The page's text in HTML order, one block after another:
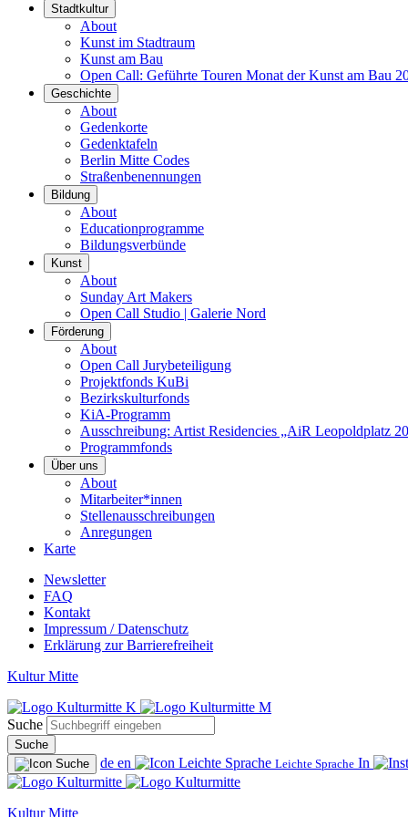
Stadtkultur
About
Kunst im Stadtraum
Kunst am Bau
Open Call: Geführte Touren Monat der Kunst am Bau
Geschichte
About
Gedenkorte
Gedenktafeln
Berlin Mitte Codes
Straßenbenennungen
Bildung
About
Educationprogramme
Bildungsverbünde
Kunst
About
Sunday Art Makers
Open Call Studio | Galerie Nord
Förderung
About
Open Call Jurybeteiligung
Projektfonds KuBi
Bezirkskulturfonds
KiA-Programm
Ausschreibung: Artist Residencies „AiR Leopoldplatz
Programmfonds
Über uns
About
Mitarbeiter*innen
Stellenausschreibungen
Anregungen
Karte
Newsletter
FAQ
Kontakt
Impressum / Datenschutz
Erklärung zur Barrierefreiheit
Kultur Mitte
Suche
Suche
de en Leichte Sprache In
Kultur Mitte